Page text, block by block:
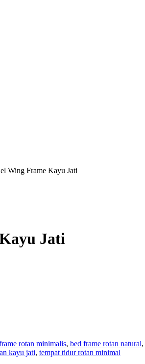
Wing Frame Kayu Jati
Jati
rotan minimalis, bed frame rotan natural,
kayu jati, tempat tidur rotan minimal